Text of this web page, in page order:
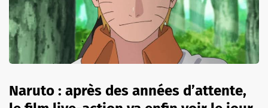
Naruto : après des années d’attente,